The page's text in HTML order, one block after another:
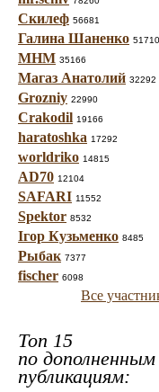
Скилеф 56681
Галина Шаненко 51710
МНМ 35166
Магаз Анатолий 32292
Grozniy 22990
Crakodil 19166
haratoshka 17292
worldriko 14815
AD70 12104
SAFARI 11552
Spektor 8532
Ігор Кузьменко 8485
Рыбак 7377
fischer 6098
Все
Топ 15
по дополненным
публикациям: